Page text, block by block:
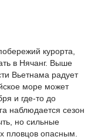
курорта,
в Нячанг. Выше
Вьетнама радует
море может
и где-то до
наблюдается сезон
но сильные
пловцов опасным.